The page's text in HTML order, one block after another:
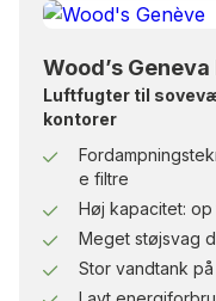
Wood’s
Luftfugter til
kontorer
e filtre
Høj kapacitet:
Meget støjsvag
Stor vandtank